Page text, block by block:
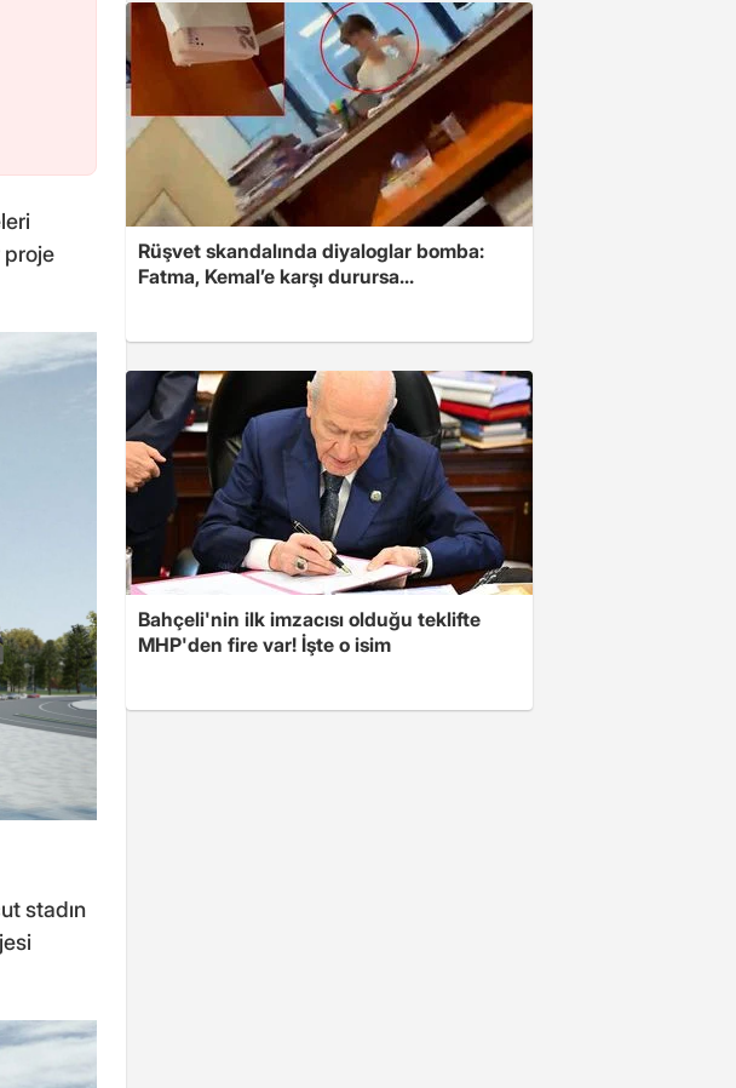
proje
stadın
Rüşvet skandalında diyaloglar bomba:
Fatma, Kemal’e karşı durursa...
Bahçeli'nin ilk imzacısı olduğu teklifte
MHP'den fire var! İşte o isim